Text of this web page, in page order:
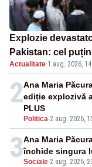
Explozie
Pakistan: cel
Actualitate·1 aug. 2026,
2
Politica-2 aug. 2026,
Ana Maria
ediție explozivă
PLUS
3Sociale-2 aug. 2026,
Ana Maria
închide singura